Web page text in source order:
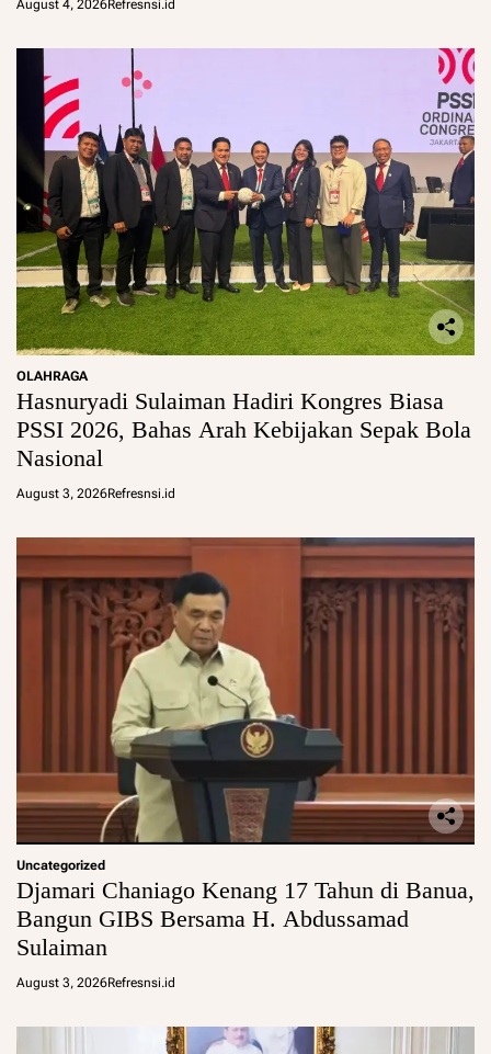
August 4, 2026Refresnsi.id
OLAHRAGA
Hasnuryadi Sulaiman Hadiri Kongres Biasa
PSSI 2026, Bahas Arah Kebijakan Sepak Bola
Nasional
August 3, 2026Refresnsi.id
Uncategorized
Djamari Chaniago Kenang 17 Tahun di Banua,
Bangun GIBS Bersama H. Abdussamad
Sulaiman
August 3, 2026Refresnsi.id